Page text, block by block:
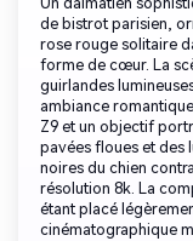
de bistrot parisien,
rose rouge solitaire
forme de cœur. La
guirlandes
ambiance
Z9 et un objectif
pavées floues et des
noires du chien
résolution 8k. La
étant placé
cinématographique